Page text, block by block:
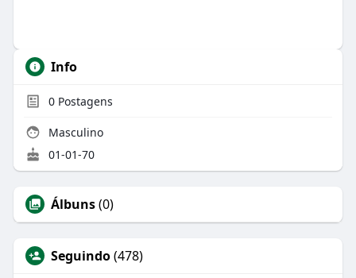
Info
0Postagens
Masculino
01-01-70
Álbuns(0)
Seguindo(478)